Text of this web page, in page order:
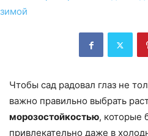
Чтобы сад радовал глаз не
важно правильно выбрать
морозостойкостью, которые
привлекательно даже в